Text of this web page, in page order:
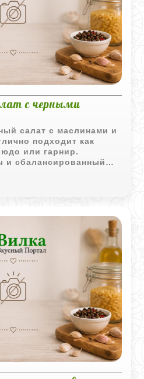
с черными
салат с маслинами и
подходит как
или гарнир.
и сбалансированный
выбором для